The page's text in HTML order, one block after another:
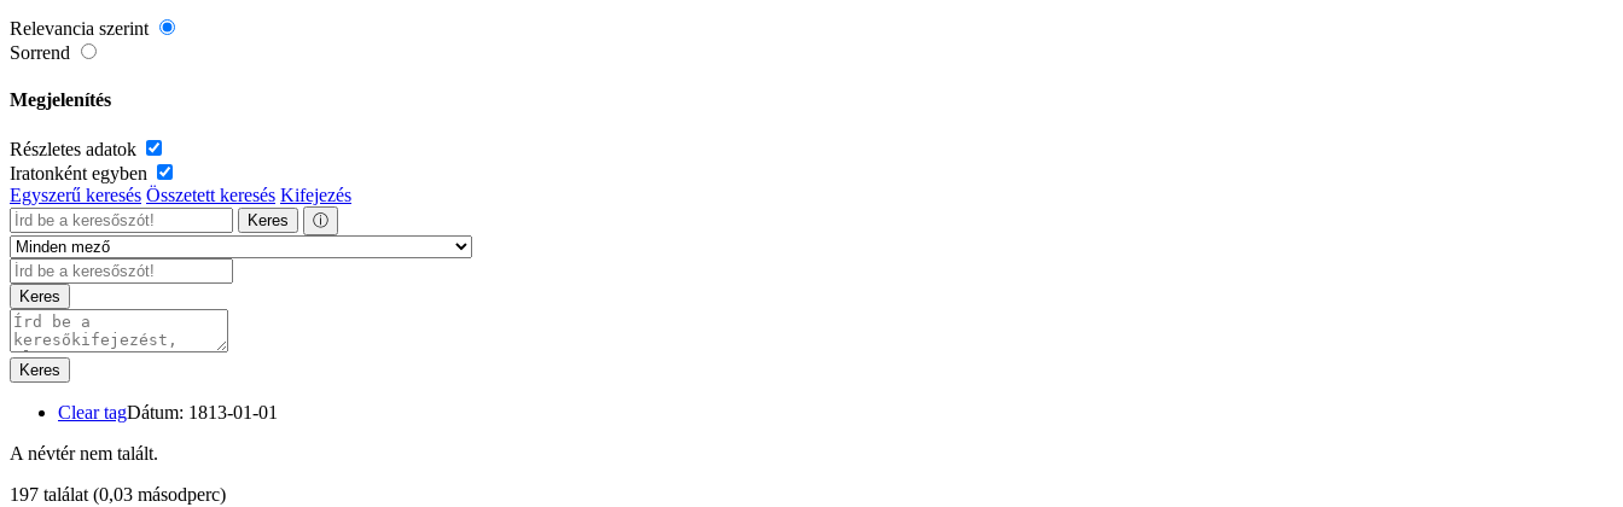
Relevancia szerint
Sorrend
Megjelenítés
Részletes adatok
Iratonként egyben
Egyszerű keresés Összetett keresés Kifejezés
Keres ⓘ
Keres
Keres
Clear tagDátum: 1813-01-01
A névtér nem talált.
197 találat (0,03 másodperc)